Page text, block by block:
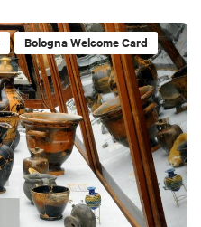
Bologna Welcome Card